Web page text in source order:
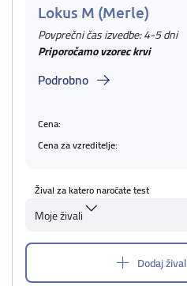
Lokus M (Merle)
Povprečni čas izvedbe: 4-5 dni
Priporočamo vzorec krvi
Podrobno
Cena:
Cena za vzreditelje:
Žival za katero naročate test
Moje živali
Dodaj žival